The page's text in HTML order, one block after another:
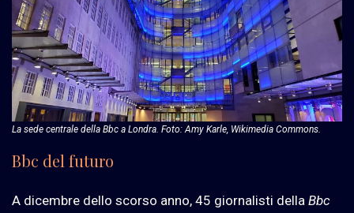
La sede centrale della Bbc a Londra. Foto: Amy Karle, Wikimedia Commons.
Bbc del futuro
A dicembre dello scorso anno, 45 giornalisti della Bbc